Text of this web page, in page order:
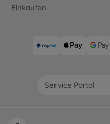
Einkaufen
Service Portal